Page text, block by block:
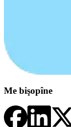
Me bişopîne